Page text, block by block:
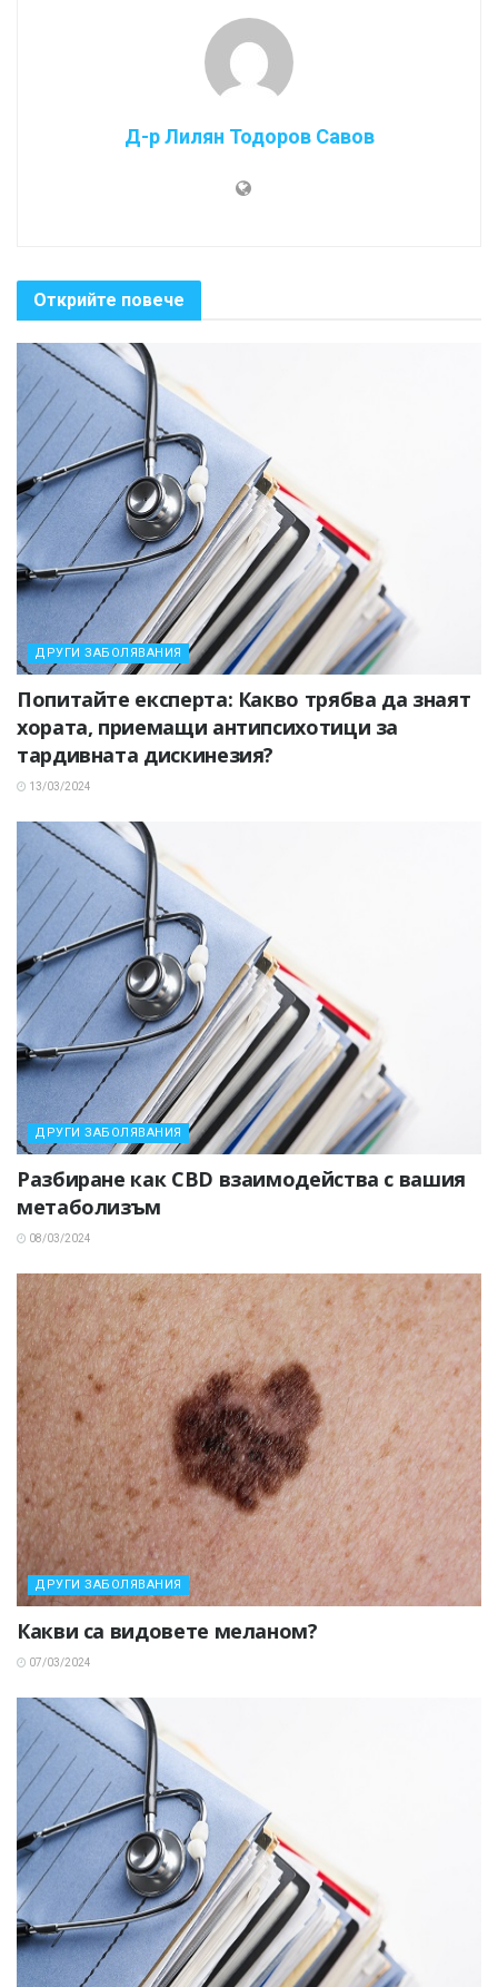
Д-р Лилян Тодоров Савов
Открийте повече
ДРУГИ ЗАБОЛЯВАНИЯ
Попитайте експерта: Какво трябва да знаят
хората, приемащи антипсихотици за
тардивната дискинезия?
13/03/2024
ДРУГИ ЗАБОЛЯВАНИЯ
Разбиране как CBD взаимодейства с вашия
метаболизъм
08/03/2024
ДРУГИ ЗАБОЛЯВАНИЯ
Какви са видовете меланом?
07/03/2024